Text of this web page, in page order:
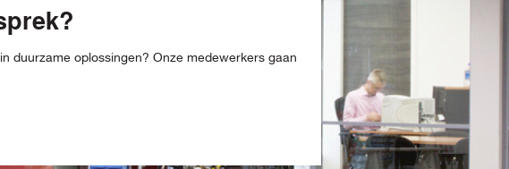
duurzame oplossingen? Onze medewerkers gaan